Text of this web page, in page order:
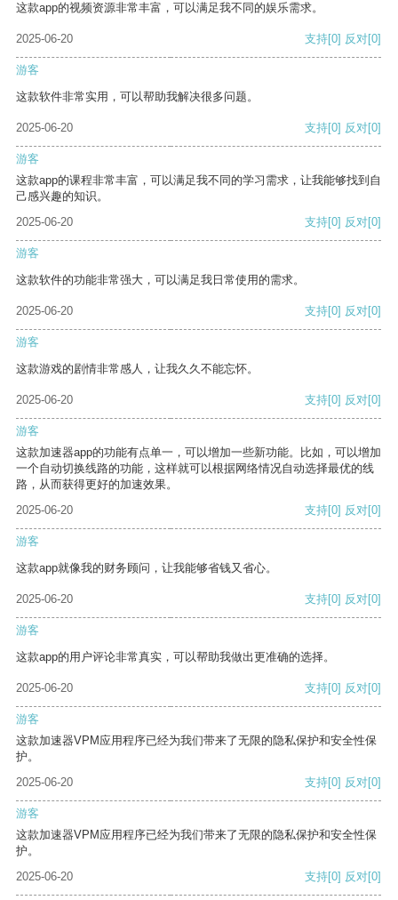
这款app的视频资源非常丰富，可以满足我不同的娱乐需求。
2025-06-20 支持[0] 反对[0]
游客
这款软件非常实用，可以帮助我解决很多问题。
2025-06-20 支持[0] 反对[0]
游客
这款app的课程非常丰富，可以满足我不同的学习需求，让我能够找到自
己感兴趣的知识。
2025-06-20
支持[0] 反对[0]
游客
这款软件的功能非常强大，可以满足我日常使用的需求。
2025-06-20 支持[0] 反对[0]
游客
这款游戏的剧情非常感人，让我久久不能忘怀。
2025-06-20 支持[0] 反对[0]
游客
这款加速器app的功能有点单一，可以增加一些新功能。比如，可以增加
一个自动切换线路的功能，这样就可以根据网络情况自动选择最优的线
路，从而获得更好的加速效果。
2025-06-20
支持[0] 反对[0]
游客
这款app就像我的财务顾问，让我能够省钱又省心。
2025-06-20 支持[0] 反对[0]
游客
这款app的用户评论非常真实，可以帮助我做出更准确的选择。
2025-06-20 支持[0] 反对[0]
游客
这款加速器VPM应用程序已经为我们带来了无限的隐私保护和安全性保
护。
2025-06-20
支持[0] 反对[0]
游客
这款加速器VPM应用程序已经为我们带来了无限的隐私保护和安全性保
护。
2025-06-20
支持[0] 反对[0]